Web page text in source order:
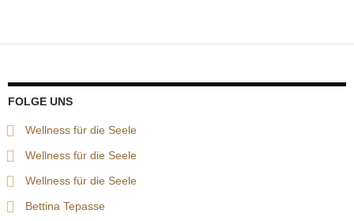
FOLGE UNS
Wellness für die Seele
Wellness für die Seele
Wellness für die Seele
Bettina Tepasse